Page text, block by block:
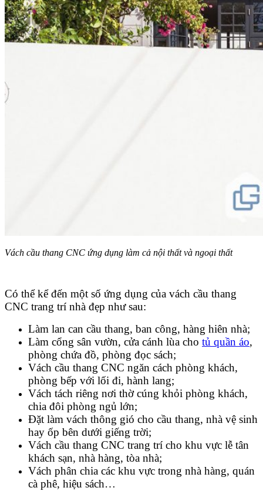
Vách cầu thang CNC ứng dụng làm cả nội thất và ngoại thất
Có thể kể đến một số ứng dụng của vách cầu thang
CNC trang trí nhà đẹp như sau:
Làm lan can cầu thang, ban công, hàng hiên nhà;
Làm cổng sân vườn, cửa cánh lùa cho tủ quần áo,
phòng chứa đồ, phòng đọc sách;
Vách cầu thang CNC ngăn cách phòng khách,
phòng bếp với lối đi, hành lang;
Vách tách riêng nơi thờ cúng khỏi phòng khách,
chia đôi phòng ngủ lớn;
Đặt làm vách thông gió cho cầu thang, nhà vệ sinh
hay ốp bên dưới giếng trời;
Vách cầu thang CNC trang trí cho khu vực lễ tân
khách sạn, nhà hàng, tòa nhà;
Vách phân chia các khu vực trong nhà hàng, quán
cà phê, hiệu sách…